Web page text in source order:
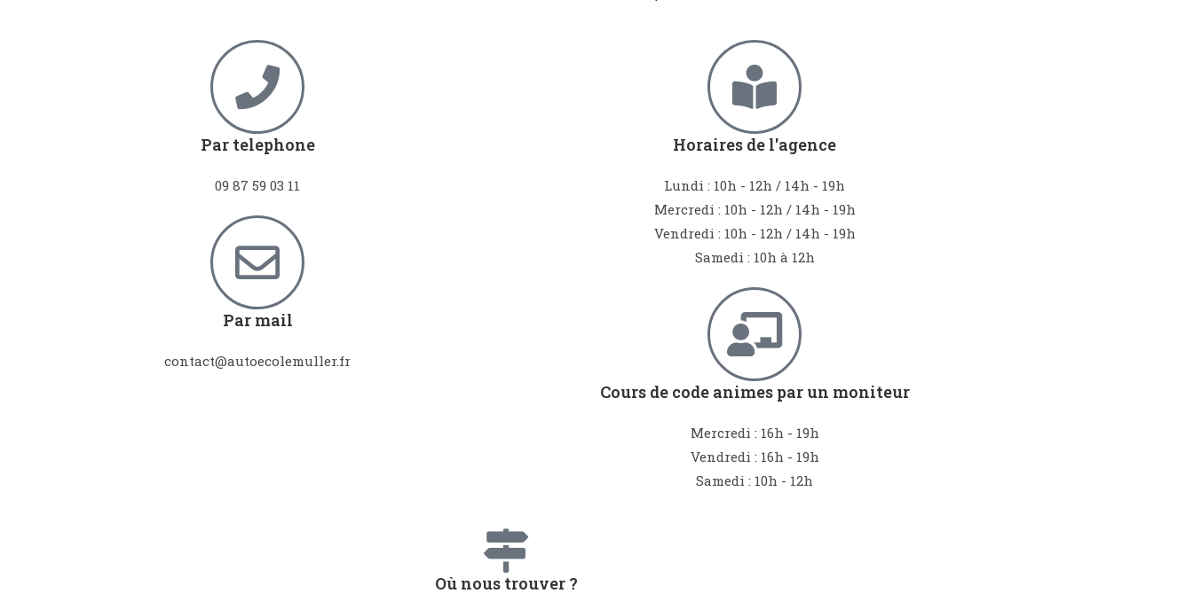
Par telephone
09 87 59 03 11
Par mail
contact@autoecolemuller.fr
Horaires de l'agence
Lundi : 10h - 12h / 14h - 19h
Mercredi : 10h - 12h / 14h - 19h
Vendredi : 10h - 12h / 14h - 19h
Samedi : 10h à 12h
Cours de code animes par un moniteur
Mercredi : 16h - 19h
Vendredi : 16h - 19h
Samedi : 10h - 12h
Où nous trouver ?